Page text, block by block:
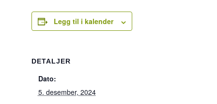
Legg til i kalender
DETALJER
Dato:
5. desember, 2024